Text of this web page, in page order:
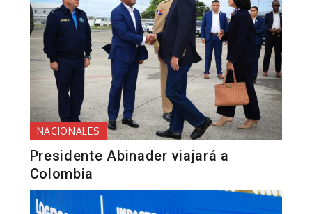
NACIONALES
Presidente Abinader viajará a
Colombia